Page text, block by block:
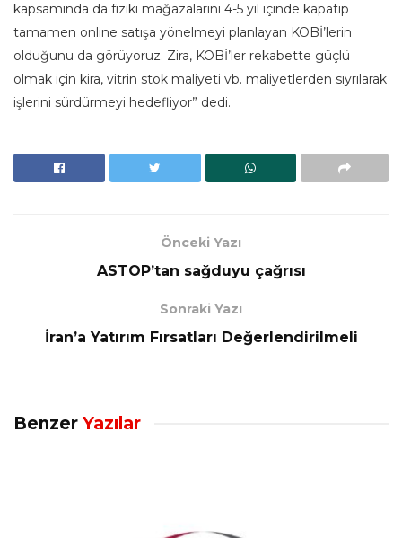
kapsamında da fiziki mağazalarını 4-5 yıl içinde kapatıp
tamamen online satışa yönelmeyi planlayan KOBİ’lerin
olduğunu da görüyoruz. Zira, KOBİ’ler rekabette güçlü
olmak için kira, vitrin stok maliyeti vb. maliyetlerden sıyrılarak
işlerini sürdürmeyi hedefliyor” dedi.
Önceki Yazı
ASTOP’tan sağduyu çağrısı
Sonraki Yazı
İran’a Yatırım Fırsatları Değerlendirilmeli
Benzer Yazılar